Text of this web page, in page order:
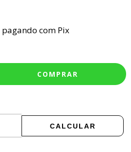
pagando com Pix
CALCULAR